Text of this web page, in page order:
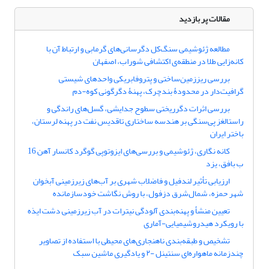
مقالات پر بازدید
مطالعه ژئوشیمی سنگ‌کل دگرسانی‌های گرمابی و ارتباط آن با
کانه‌زایی طلا در منطقه‌ی اکتشافی شوراب، اصفهان
بررسی ریززمین‌ساختی و پتروفابریکی واحدهای ‌شیستی
گرافیت‌دار در محدودۀ بندچرک، پهنۀ دگرگونی کوه-دم
بررسی اثرات دگرریختی سطوح جدایشی، گسل‌های راندگی و
راستالغز پی‌سنگی بر هندسه ساختاری تاقدیس نفت در پهنه لرستان،
باختر ایران
کانه نگاری، ژئوشیمی و بررسی‌های ایزوتوپی گوگرد کانسار آهن 16
ب بافق، یزد
ارزیابی تأثیر لندفیل و فاضلاب شهری بر آب‌های زیرزمینی آبخوان
شهر حمزه، شمال‌شرق دزفول، با روش نگاشت خود‌سازمان‎ده
تعیین منشأ و پهنه‌بندی آلودگی نیترات در آب زیرزمینی دشت ایذه
با رویکرد هیدروشیمیایی-آماری
تشخیص و طبقه‌بندی ناهنجاری‌های محیطی با استفاده از تصاویر
چندزمانه ماهواره‌ای سنتینل -۲ و یادگیری ماشین سبک